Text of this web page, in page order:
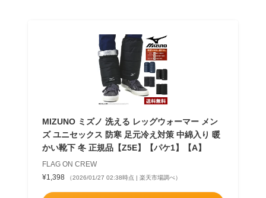
MIZUNO ミズノ 洗える レッグウォーマー メン
ズ ユニセックス 防寒 足元冷え対策 中綿入り 暖
かい靴下 冬 正規品【Z5E】【パケ1】【A】
FLAG ON CREW
¥1,398
（2026/01/27 02:38時点 | 楽天市場調べ）